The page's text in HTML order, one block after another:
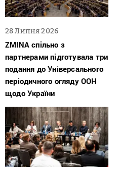
28 Липня 2026
ZMINA спільно з
партнерами підготувала три
подання до Універсального
періодичного огляду ООН
щодо України